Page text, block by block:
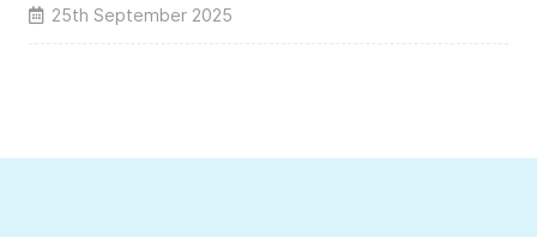
25th September 2025